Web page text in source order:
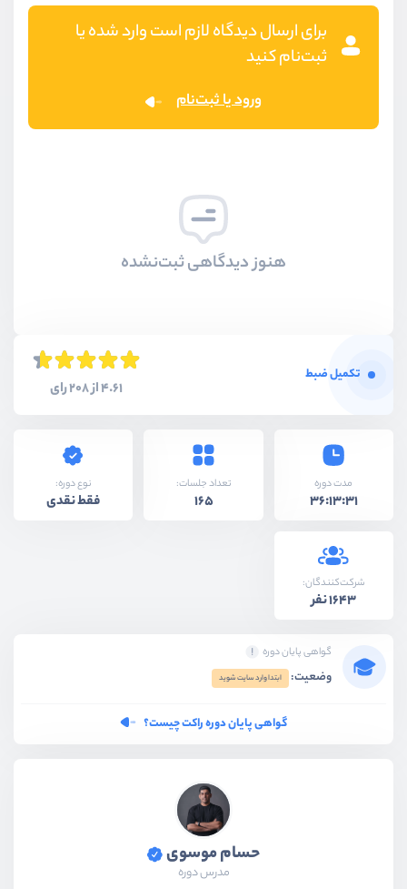
برای ارسال دیدگاه لازم است وارد شده یا
ثبت‌نام کنید
ورود یا ثبت‌نام
هنوز دیدگاهی ثبت‌نشده
تکمیل ضبط
4.61 از 208 رای
مدت دوره
36:13:31
تعداد جلسات:
165
نوع دوره:
فقط نقدی
شرکت‌کنندگان:
1643 نفر
گواهی پایان دوره
وضعیت: ابتدا وارد سایت شوید
گواهی پایان دوره راکت چیست؟
حسام موسوی
مدرس دوره